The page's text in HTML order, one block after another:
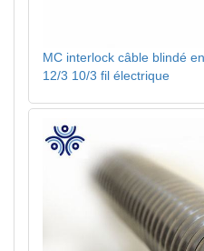
MC interlock câble blindé
12/3 10/3 fil électrique